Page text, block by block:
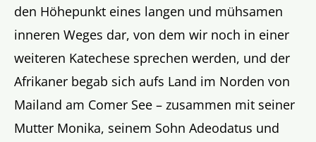
den Höhepunkt eines langen und mühsamen
inneren Weges dar, von dem wir noch in einer
weiteren Katechese sprechen werden, und der
Afrikaner begab sich aufs Land im Norden von
Mailand am Comer See – zusammen mit seiner
Mutter Monika, seinem Sohn Adeodatus und